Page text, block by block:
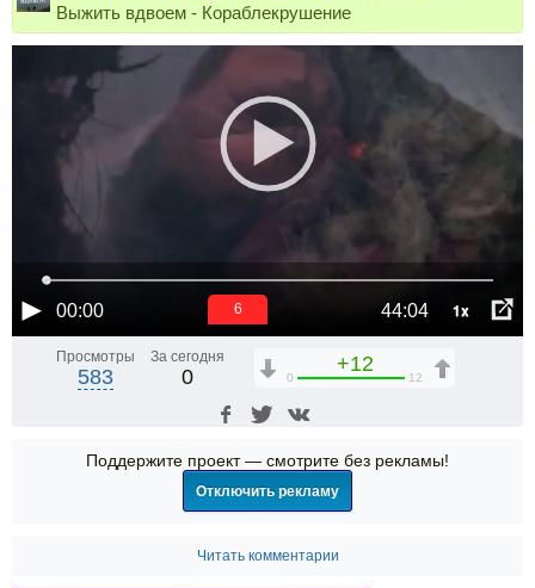
Выжить вдвоем - Кораблекрушение
00:00 44:04 1x
6
Просмотры
583
За сегодня
0
+12
0 12
Поддержите проект — смотрите без рекламы!
Отключить рекламу
Читать комментарии